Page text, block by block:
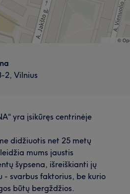
2, Vilnius
yra įsikūręs centrinėje
didžiuotis net 25 metų
mums jaustis
šypsena, išreiškianti jų
svarbus faktorius, be kurio
būtų bergždžios.